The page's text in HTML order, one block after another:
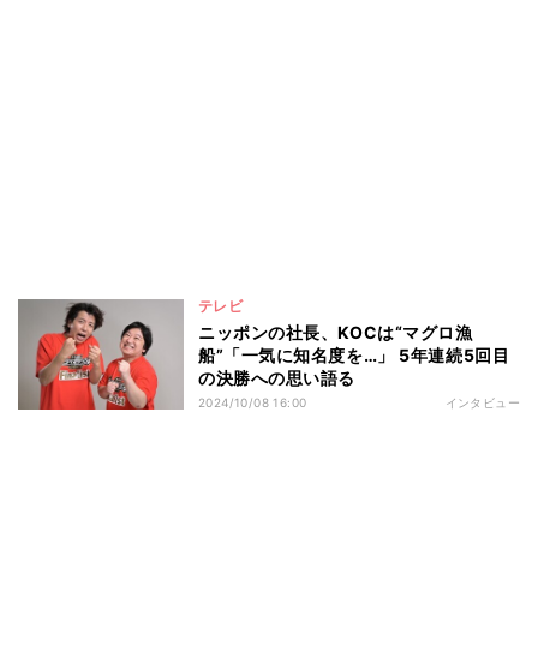
テレビ
ニッポンの社長、KOCは“マグロ漁
船”「一気に知名度を…」 5年連続5回目
の決勝への思い語る
2024/10/08 16:00 インタビュー